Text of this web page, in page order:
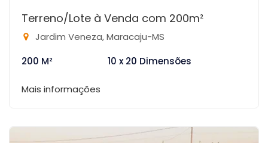
Terreno/Lote à Venda com 200m²
Jardim Veneza, Maracaju-MS
200 M²
10 x 20 Dimensões
Mais informações